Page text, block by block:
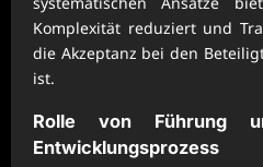
Komplexität reduziert und
die Akzeptanz bei den
ist.
Rolle von Führung
Entwicklungsprozess